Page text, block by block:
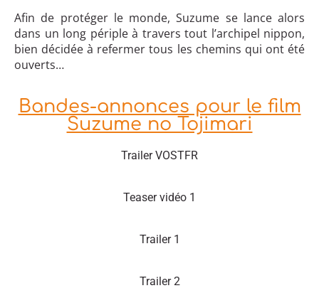
Afin de protéger le monde, Suzume se lance alors
dans un long périple à travers tout l’archipel nippon,
bien décidée à refermer tous les chemins qui ont été
ouverts…
Bandes-annonces pour le film
Suzume no Tojimari
Trailer VOSTFR
Teaser vidéo 1
Trailer 1
Trailer 2